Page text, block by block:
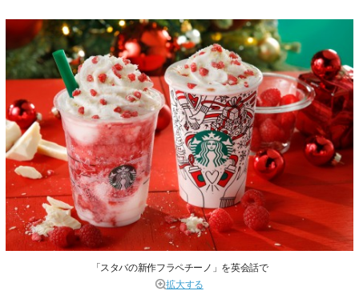
「スタバの新作フラペチーノ」を英会話で
拡大する